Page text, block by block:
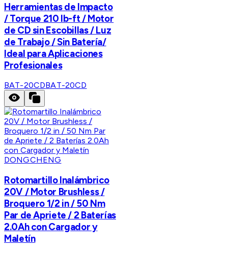
Herramientas de Impacto
/ Torque 210 lb-ft / Motor
de CD sin Escobillas / Luz
de Trabajo / Sin Batería/
Ideal para Aplicaciones
Profesionales
BAT-20CDBAT-20CD
DONGCHENG
Rotomartillo Inalámbrico
20V / Motor Brushless /
Broquero 1/2 in / 50 Nm
Par de Apriete / 2 Baterías
2.0Ah con Cargador y
Maletín